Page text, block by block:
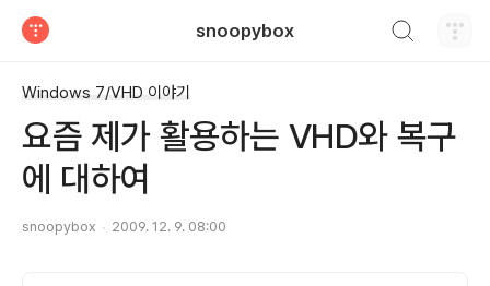
snoopybox
Windows 7/VHD 이야기
요즘 제가 활용하는 VHD와 복구
에 대하여
snoopybox 2009. 12. 9. 08:00